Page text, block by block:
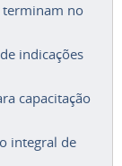
terminam no
indicações
capacitação
integral de